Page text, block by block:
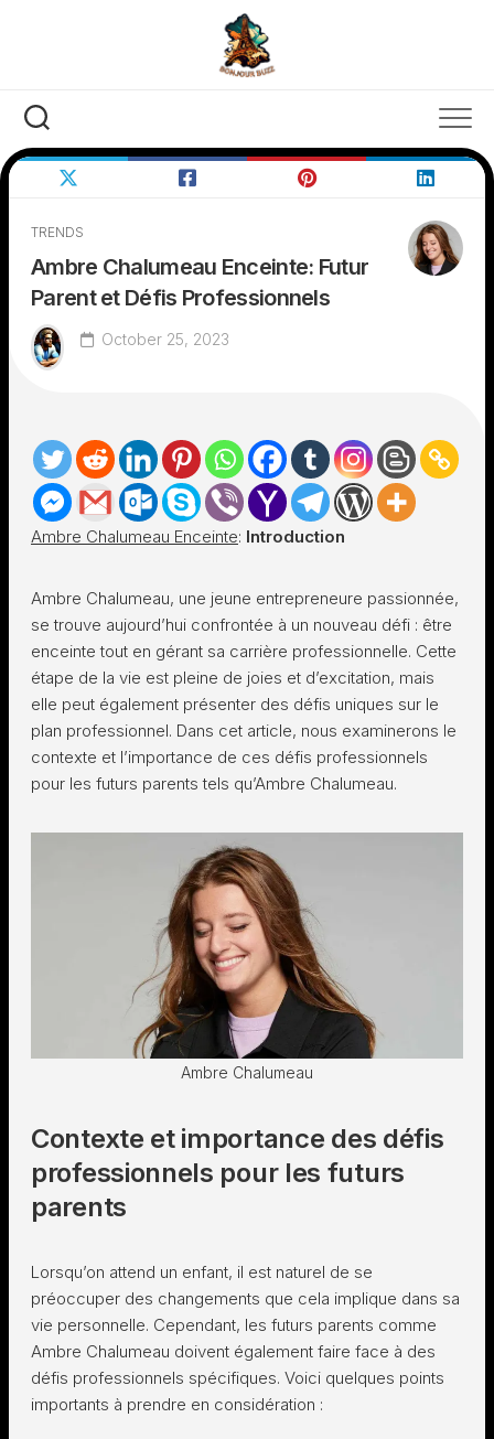
TRENDS
Ambre Chalumeau Enceinte: Futur
Parent et Défis Professionnels
October 25, 2023
Ambre Chalumeau Enceinte: Introduction
Ambre Chalumeau, une jeune entrepreneure passionnée,
se trouve aujourd’hui confrontée à un nouveau défi : être
enceinte tout en gérant sa carrière professionnelle. Cette
étape de la vie est pleine de joies et d’excitation, mais
elle peut également présenter des défis uniques sur le
plan professionnel. Dans cet article, nous examinerons le
contexte et l’importance de ces défis professionnels
pour les futurs parents tels qu’Ambre Chalumeau.
Ambre Chalumeau
Contexte et importance des défis
professionnels pour les futurs
parents
Lorsqu’on attend un enfant, il est naturel de se
préoccuper des changements que cela implique dans sa
vie personnelle. Cependant, les futurs parents comme
Ambre Chalumeau doivent également faire face à des
défis professionnels spécifiques. Voici quelques points
importants à prendre en considération :